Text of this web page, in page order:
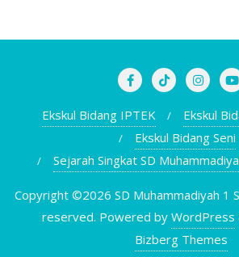
Ekskul Bidang IPTEK
Ekskul
Ekskul Bidang Seni
Sejarah Singkat SD
Copyright ©2026 SD Muhammadiyah 1
reserved. Powered by WordPress
Bizberg Themes